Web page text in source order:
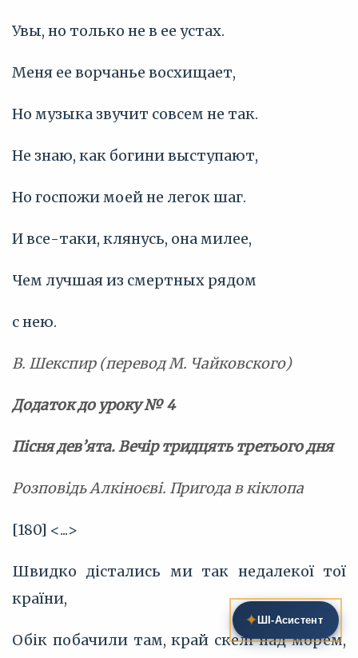
Увы, но только не в ее устах.
Меня ее ворчанье восхищает,
Но музыка звучит совсем не так.
Не знаю, как богини выступают,
Но госпожи моей не легок шаг.
И все-таки, клянусь, она милее,
Чем лучшая из смертных рядом
с нею.
В. Шекспир (перевод М. Чайковского)
Додаток до уроку № 4
Пісня дев’ята. Вечір тридцять третього дня
Розповідь Алкіноєві. Пригода в кіклопа
[180] <...>
Швидко дістались ми так недалекої тої
країни,
Обік побачили там, край скелі над морем,
✦ ШІ‑Асистент